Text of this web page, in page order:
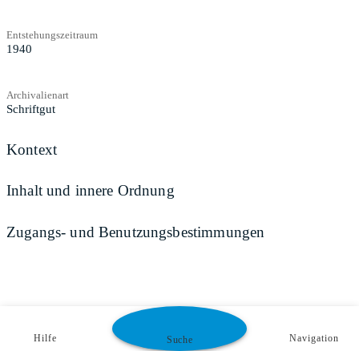
Entstehungszeitraum
1940
Archivalienart
Schriftgut
Kontext
Inhalt und innere Ordnung
Zugangs- und Benutzungsbestimmungen
Hilfe Suche Navigation